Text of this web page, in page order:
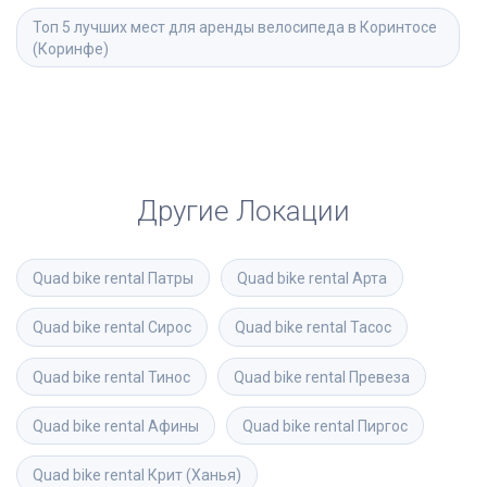
Топ 5 лучших мест для аренды велосипеда в Коринтосе
(Коринфе)
Другие Локации
Quad bike rental Патры Quad bike rental Арта
Quad bike rental Сирос Quad bike rental Тасос
Quad bike rental Тинос Quad bike rental Превеза
Quad bike rental Афины Quad bike rental Пиргос
Quad bike rental Крит (Ханья)